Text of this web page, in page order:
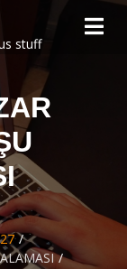
stuff
27